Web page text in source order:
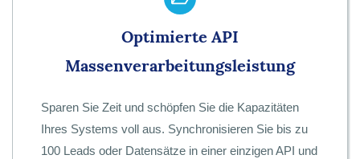
Optimierte API
Massenverarbeitungsleistung
Sparen Sie Zeit und schöpfen Sie die Kapazitäten
Ihres Systems voll aus. Synchronisieren Sie bis zu
100 Leads oder Datensätze in einer einzigen API und